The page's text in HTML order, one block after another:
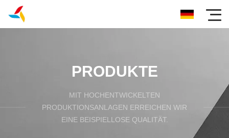
PRODUKTE
MIT HOCHENTWICKELTEN
PRODUKTIONSANLAGEN ERREICHEN WIR
EINE BEISPIELLOSE QUALITÄT.